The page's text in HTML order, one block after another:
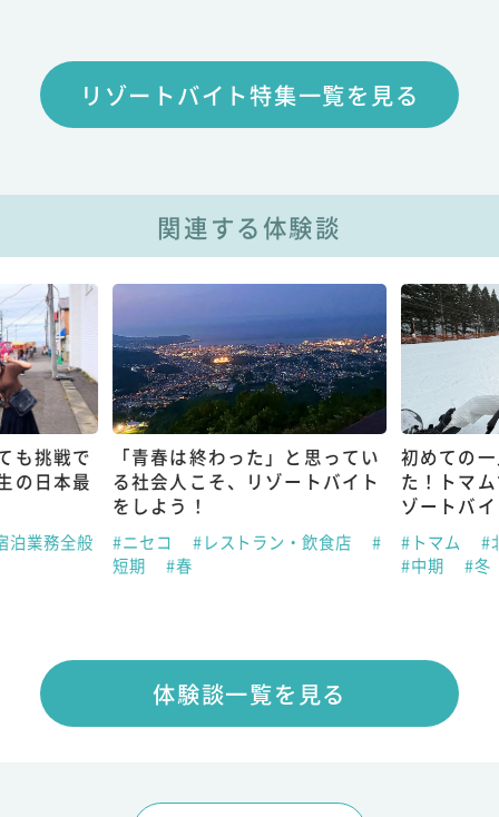
リゾートバイト特集一覧を見る
関連する体験談
も挑戦で
の日本最
泊業務全般
「青春は終わった」と思ってい
る社会人こそ、リゾートバイト
をしよう！
#ニセコ #レストラン・飲食店
#
短期
#春
初めての
た！トマ
ゾートバ
#トマム
#
#中期
#冬
体験談一覧を見る